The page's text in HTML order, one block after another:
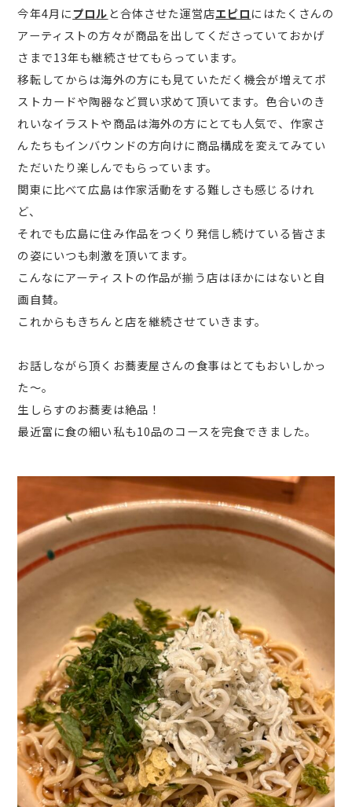
今年4月にプロル と合体させた運営店エピロにはたくさんの
アーティストの方々が商品を出してくださっていておかげ
さまで13年も継続させてもらっています。
移転してからは海外の方にも見ていただく機会が増えてポ
ストカードや陶器など買い求めて頂いてます。色合いのき
れいなイラストや商品は海外の方にとても人気で、作家さ
んたちもインバウンドの方向けに商品構成を変えてみてい
ただいたり楽しんでもらっています。
関東に比べて広島は作家活動をする難しさも感じるけれ
ど、
それでも広島に住み作品をつくり発信し続けている皆さま
の姿にいつも刺激を頂いてます。
こんなにアーティストの作品が揃う店はほかにはないと自
画自賛。
これからもきちんと店を継続させていきます。
お話しながら頂くお蕎麦屋さんの食事はとてもおいしかっ
た～。
生しらすのお蕎麦は絶品！
最近富に食の細い私も10品のコースを完食できました。